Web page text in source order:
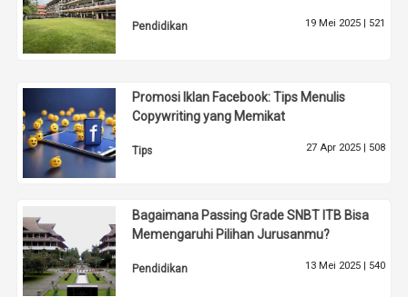
Pendidikan 19 Mei 2025 | 521
Promosi Iklan Facebook: Tips Menulis
Copywriting yang Memikat
Tips 27 Apr 2025 | 508
Bagaimana Passing Grade SNBT ITB Bisa
Memengaruhi Pilihan Jurusanmu?
Pendidikan 13 Mei 2025 | 540